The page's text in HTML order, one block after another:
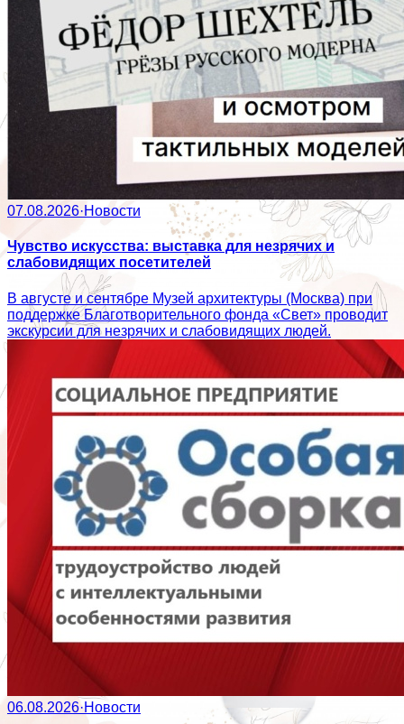
07.08.2026·Новости
Чувство искусства: выставка для незрячих и
слабовидящих посетителей
В августе и сентябре Музей архитектуры (Москва) при
поддержке Благотворительного фонда «Свет» проводит
экскурсии для незрячих и слабовидящих людей.
06.08.2026·Новости